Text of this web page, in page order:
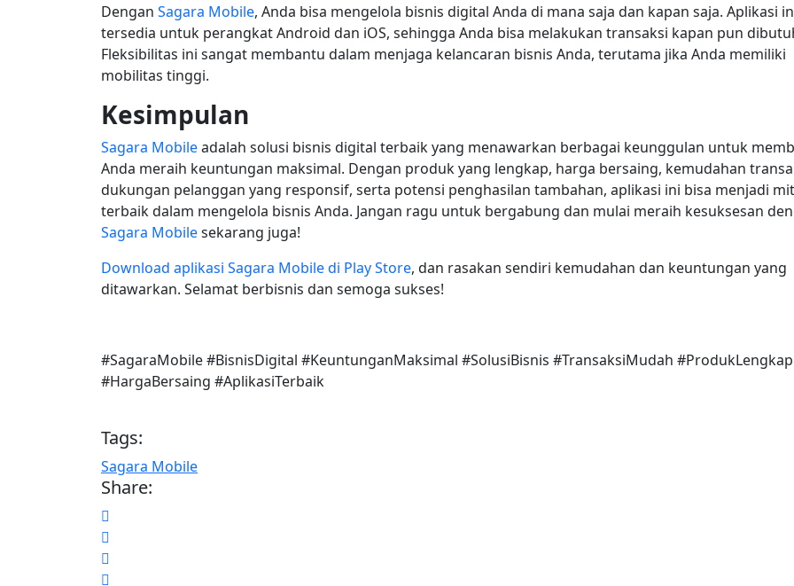
Dengan Sagara Mobile, Anda bisa mengelola bisnis digital Anda di mana saja dan kapan saja. Aplikasi
tersedia untuk perangkat Android dan iOS, sehingga Anda bisa melakukan transaksi kapan pun
Fleksibilitas ini sangat membantu dalam menjaga kelancaran bisnis Anda, terutama jika Anda memiliki
mobilitas tinggi.
Kesimpulan
Sagara Mobileadalah solusi bisnis digital terbaik yang menawarkan berbagai keunggulan untuk
Anda meraih keuntungan maksimal. Dengan produk yang lengkap, harga bersaing, kemudahan
dukungan pelanggan yang responsif, serta potensi penghasilan tambahan, aplikasi ini bisa menjadi
terbaik dalam mengelola bisnis Anda. Jangan ragu untuk bergabung dan mulai meraih kesuksesan
Sagara Mobilesekarang juga!
Download aplikasi Sagara Mobile di Play Store, dan rasakan sendiri kemudahan dan keuntungan yang
ditawarkan. Selamat berbisnis dan semoga sukses!
#SagaraMobile #BisnisDigital #KeuntunganMaksimal #SolusiBisnis #TransaksiMudah #ProdukLengkap
#HargaBersaing #AplikasiTerbaik
Tags:
Sagara Mobile
Share: